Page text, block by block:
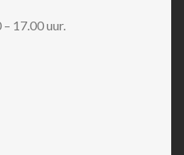
17.00 uur.